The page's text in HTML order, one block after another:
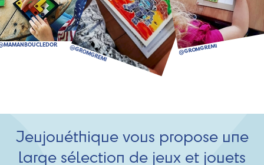
Jeujouéthique vous propose une
large sélection de jeux et jouets